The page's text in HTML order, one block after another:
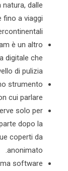
dalle
a viaggi
è un altro
digitale che
di pulizia.
strumento
cui parlare.
solo per
dopo la
coperti da
anonimato.
software